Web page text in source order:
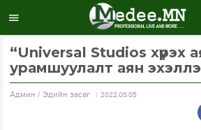
“Universal Studios хүрэх
урамшуулалт аян
Aдмин / Эдийн засаг 2022.05.05